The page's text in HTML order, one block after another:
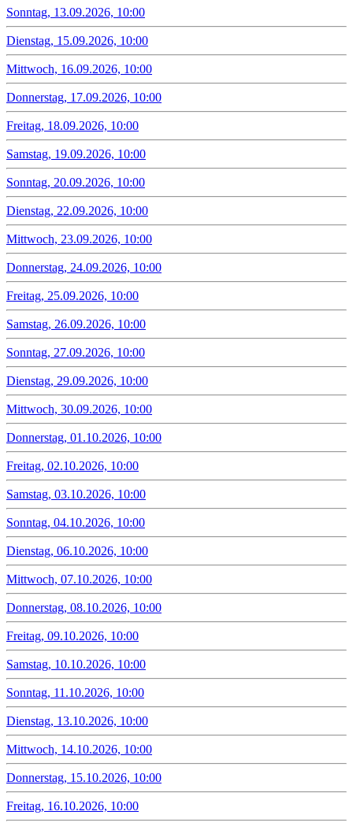
Sonntag, 13.09.2026, 10:00
Dienstag, 15.09.2026, 10:00
Mittwoch, 16.09.2026, 10:00
Donnerstag, 17.09.2026, 10:00
Freitag, 18.09.2026, 10:00
Samstag, 19.09.2026, 10:00
Sonntag, 20.09.2026, 10:00
Dienstag, 22.09.2026, 10:00
Mittwoch, 23.09.2026, 10:00
Donnerstag, 24.09.2026, 10:00
Freitag, 25.09.2026, 10:00
Samstag, 26.09.2026, 10:00
Sonntag, 27.09.2026, 10:00
Dienstag, 29.09.2026, 10:00
Mittwoch, 30.09.2026, 10:00
Donnerstag, 01.10.2026, 10:00
Freitag, 02.10.2026, 10:00
Samstag, 03.10.2026, 10:00
Sonntag, 04.10.2026, 10:00
Dienstag, 06.10.2026, 10:00
Mittwoch, 07.10.2026, 10:00
Donnerstag, 08.10.2026, 10:00
Freitag, 09.10.2026, 10:00
Samstag, 10.10.2026, 10:00
Sonntag, 11.10.2026, 10:00
Dienstag, 13.10.2026, 10:00
Mittwoch, 14.10.2026, 10:00
Donnerstag, 15.10.2026, 10:00
Freitag, 16.10.2026, 10:00